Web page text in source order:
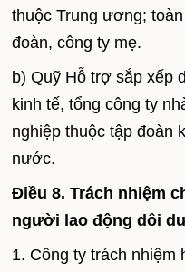
thuộc Trung ương;
đoàn, công ty mẹ.
b) Quỹ Hỗ trợ sắp xếp
kinh tế, tổng công ty
nghiệp thuộc tập đoàn
nước.
Điều 8. Trách nhiệm
người lao động dôi
1. Công ty trách nhiệm